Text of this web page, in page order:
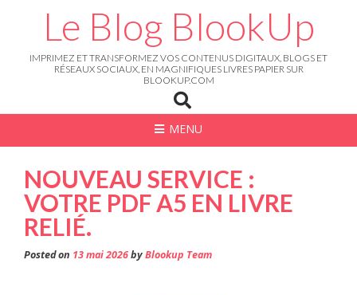
Le Blog BlookUp
IMPRIMEZ ET TRANSFORMEZ VOS CONTENUS DIGITAUX, BLOGS ET
RÉSEAUX SOCIAUX, EN MAGNIFIQUES LIVRES PAPIER SUR
BLOOKUP.COM
MENU
NOUVEAU SERVICE :
VOTRE PDF A5 EN LIVRE
RELIÉ.
Posted on 13 mai 2026byBlookup Team